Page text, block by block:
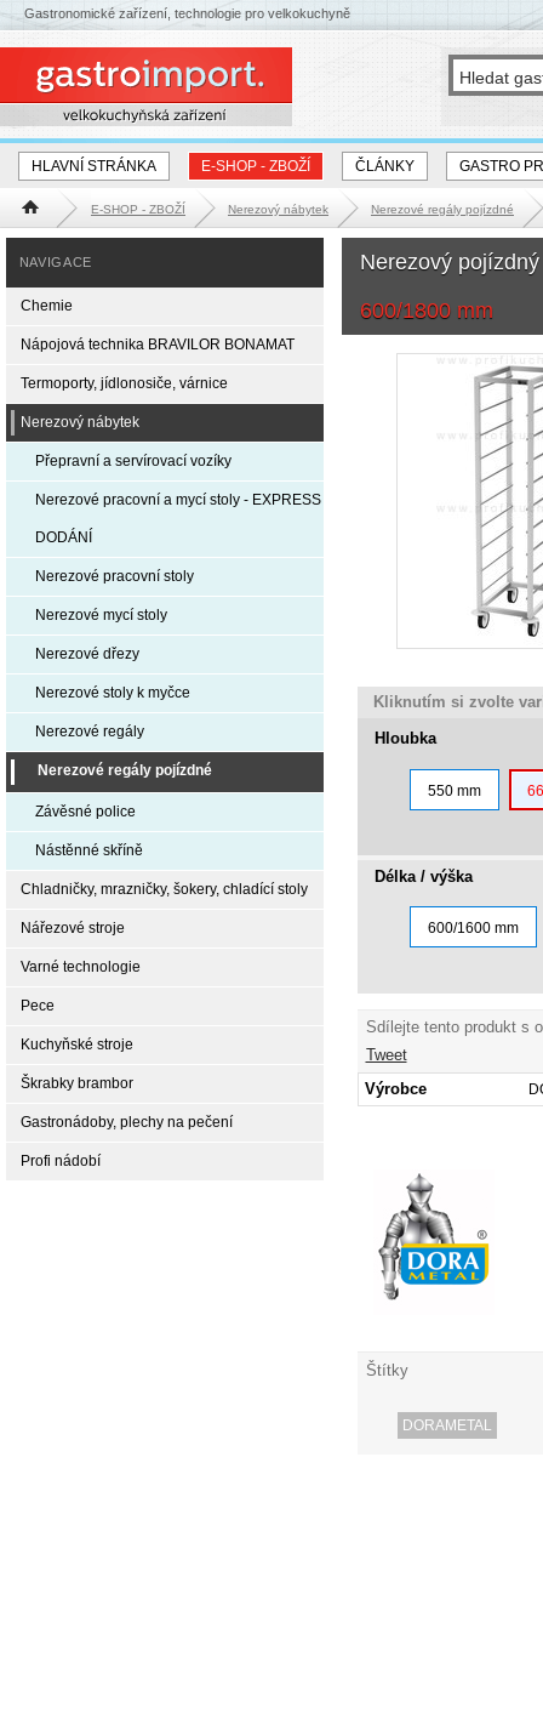
HLAVNÍ STRÁNKA E-SHOP - ZBOŽÍ ČLÁNKY GASTRO
Hlavní stránka E-SHOP - ZBOŽÍ Nerezový nábytek Nerezové regály pojízdné
Nerezový
600/1800 mm
Kliknutím si zvolte
Hloubka
550 mm
Délka / výška
600/1600 mm
Sdílejte tento produkt s
Tweet
Výrobce
Štítky
DORAMETAL
NAVIGACE
Chemie
Nápojová technika BRAVILOR BONAMAT
Termoporty, jídlonosiče, várnice
Nerezový nábytek
Přepravní a servírovací vozíky
Nerezové pracovní a mycí stoly - EXPRESS
DODÁNÍ
Nerezové pracovní stoly
Nerezové mycí stoly
Nerezové dřezy
Nerezové stoly k myčce
Nerezové regály
Nerezové regály pojízdné
Závěsné police
Nástěnné skříně
Chladničky, mrazničky, šokery, chladící stoly
Nářezové stroje
Varné technologie
Pece
Kuchyňské stroje
Škrabky brambor
Gastronádoby, plechy na pečení
Profi nádobí
Gastronomické zařízení, technologie pro velkokuchyně